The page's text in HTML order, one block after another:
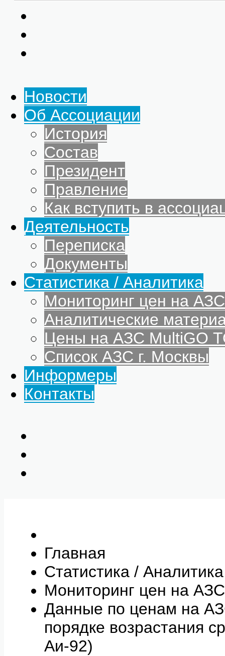
Новости
Об Ассоциации
История
Состав
Президент
Правление
Как вступить в
Деятельность
Переписка
Документы
Статистика / Аналитика
Мониторинг цен на
Аналитические
Цены на АЗС MultiGO
Список АЗС г. Москвы
Информеры
Контакты
Главная
Статистика / Аналитика
Мониторинг цен на
Данные по ценам на
порядке возрастания
Аи-92)